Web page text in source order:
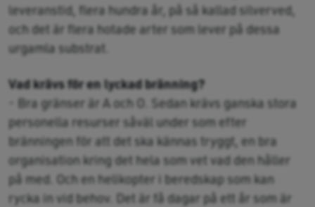
leveranstid, flera hundra år, på så kallad silverved,
och det är flera hotade arter som lever på dessa
urgamla substrat.
Vad krävs för en lyckad bränning?
- Bra gränser är A och O. Sedan krävs ganska stora
personella resurser såväl under som efter
bränningen för att det ska kännas tryggt, en bra
organisation kring det hela som vet vad den håller
på med. Och en helikopter i beredskap som kan
rycka in vid behov. Det är få dagar på ett år som är